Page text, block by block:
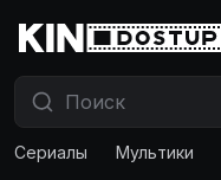
Сериалы Мультики